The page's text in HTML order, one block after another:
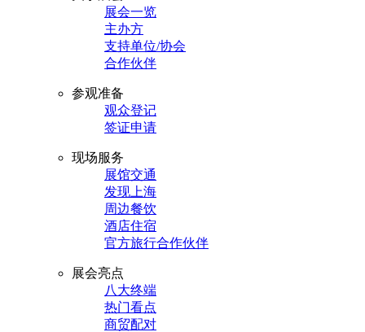
展会一览
主办方
支持单位/协会
合作伙伴
参观准备
观众登记
签证申请
现场服务
展馆交通
发现上海
周边餐饮
酒店住宿
官方旅行合作伙伴
展会亮点
八大终端
热门看点
商贸配对